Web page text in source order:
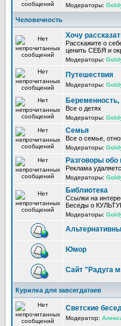
Модераторы:
Человечность
Хочу
Расскажите о
ценить СЕБЯ и
Модераторы:
Путешествия
Модераторы:
Все о детях
Модераторы:
Семья
Все о семье,
Модераторы:
Разговоры обо
Реклама
Модераторы:
Библиотека
Ссылки на
Беседы о
Модераторы:
Юмор
Сайт "Радуга
Курилка для завсегдатаев
Светские
Модератор: